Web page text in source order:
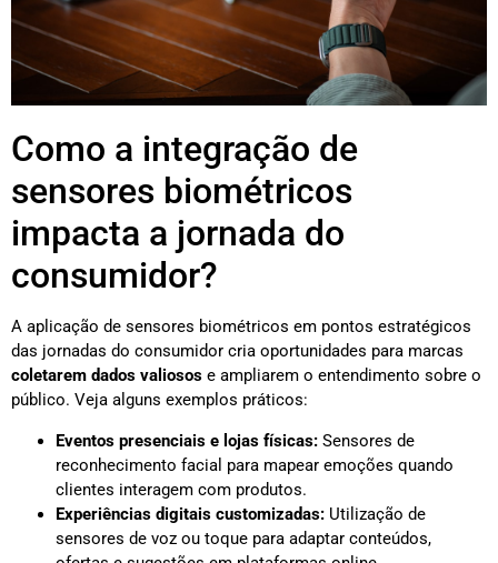
Como a integração de
sensores biométricos
impacta a jornada do
consumidor?
A aplicação de sensores biométricos em pontos estratégicos
das jornadas do consumidor cria oportunidades para marcas
coletarem dados valiosos e ampliarem o entendimento sobre o
público. Veja alguns exemplos práticos:
Eventos presenciais e lojas físicas: Sensores de
reconhecimento facial para mapear emoções quando
clientes interagem com produtos.
Experiências digitais customizadas: Utilização de
sensores de voz ou toque para adaptar conteúdos,